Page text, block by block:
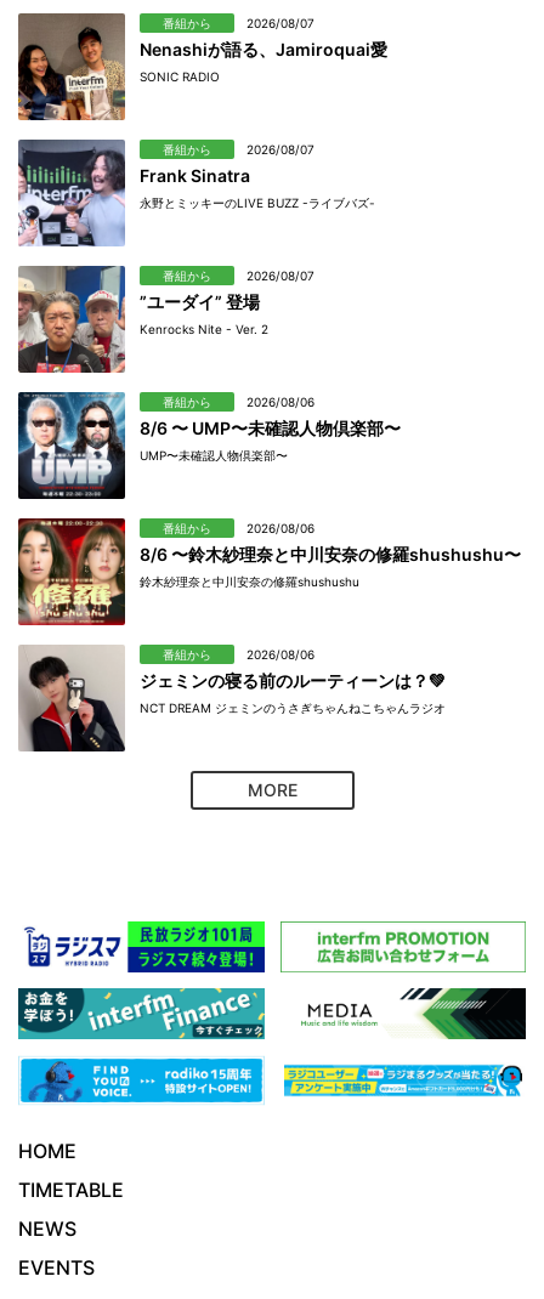
番組から 2026/08/07
Nenashiが語る、Jamiroquai愛
SONIC RADIO
番組から 2026/08/07
Frank Sinatra
永野とミッキーのLIVE BUZZ -ライブバズ-
番組から 2026/08/07
”ユーダイ” 登場
Kenrocks Nite - Ver. 2
番組から 2026/08/06
8/6 〜 UMP〜未確認人物倶楽部〜
UMP〜未確認人物倶楽部〜
番組から 2026/08/06
8/6 〜鈴木紗理奈と中川安奈の修羅shushushu〜
鈴木紗理奈と中川安奈の修羅shushushu
番組から 2026/08/06
ジェミンの寝る前のルーティーンは？💚
NCT DREAM ジェミンのうさぎちゃんねこちゃんラジオ
MORE
HOME
TIMETABLE
NEWS
EVENTS